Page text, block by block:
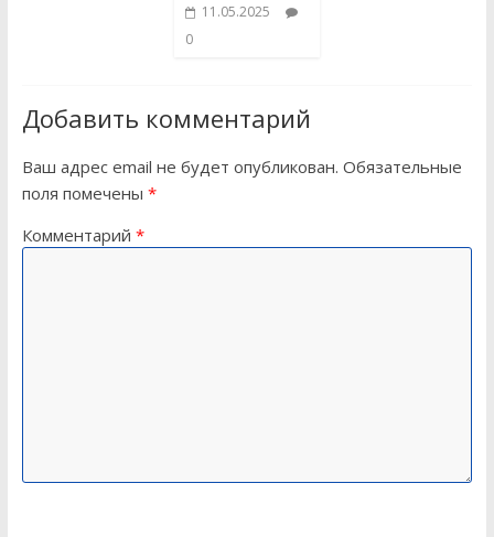
11.05.2025
0
Добавить комментарий
Ваш адрес email не будет опубликован. Обязательные
поля помечены *
Комментарий *